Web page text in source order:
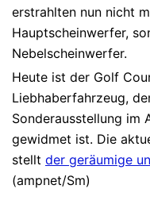
erstrahlten nun nicht
Hauptscheinwerfer,
Nebelscheinwerfer.
Heute ist der Golf
Liebhaberfahrzeug,
Sonderausstellung im
gewidmet ist. Die
stellt der geräumige
(ampnet/Sm)